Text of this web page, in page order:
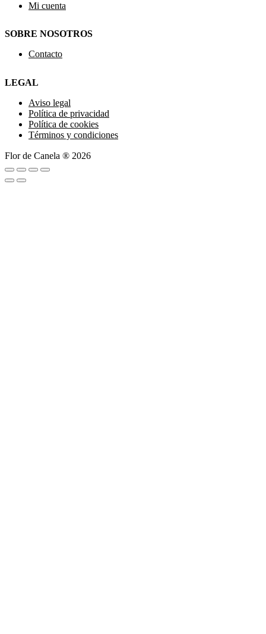
Mi cuenta
SOBRE NOSOTROS
Contacto
LEGAL
Aviso legal
Política de privacidad
Política de cookies
Términos y condiciones
Flor de Canela ® 2026